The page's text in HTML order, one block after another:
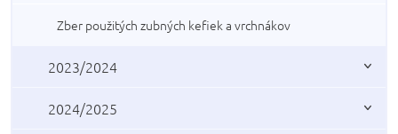
Zber použitých zubných kefiek a vrchnákov
2023/2024
2024/2025